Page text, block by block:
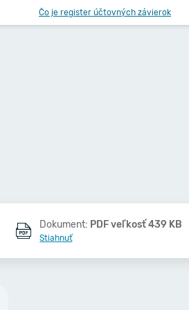
Čo je register účtovných závierok
Dokument: PDF veľkosť 439 KB
Stiahnuť